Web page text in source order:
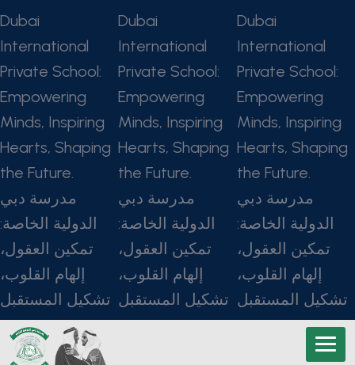
Dubai
International
Private School:
Empowering
Minds, Inspiring
Hearts, Shaping
the Future.
مدرسة دبي
الدولية الخاصة:
تمكين العقول،
إلهام القلوب،
تشكيل المستقبل
Dubai
International
Private School:
Empowering
Minds, Inspiring
Hearts, Shaping
the Future.
مدرسة دبي
الدولية الخاصة:
تمكين العقول،
إلهام القلوب،
تشكيل المستقبل
Dubai
International
Private School:
Empowering
Minds, Inspiring
Hearts, Shaping
the Future.
مدرسة دبي
الدولية الخاصة:
تمكين العقول،
إلهام القلوب،
تشكيل المستقبل